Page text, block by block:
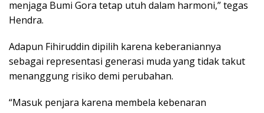
menjaga Bumi Gora tetap utuh dalam harmoni,” tegas
Hendra.
Adapun Fihiruddin dipilih karena keberaniannya
sebagai representasi generasi muda yang tidak takut
menanggung risiko demi perubahan.
“Masuk penjara karena membela kebenaran